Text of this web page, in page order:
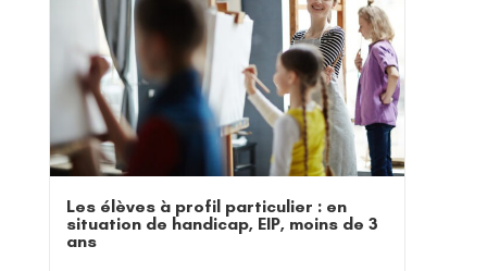
Les élèves à profil particulier : en
situation de handicap, EIP, moins de 3
ans